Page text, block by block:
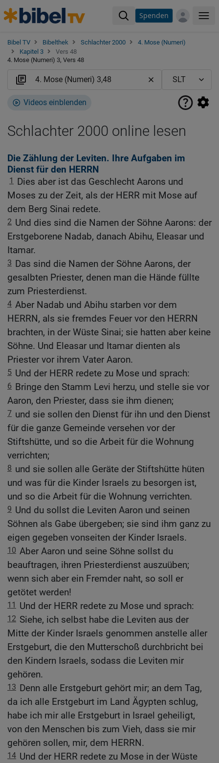
Spenden
Bibel TV Bibelthek Schlachter 2000
4. Mose (Numeri)
Kapitel 3
Vers 48
4. Mose (Numeri) 3, Vers 48
Videos einblenden
Schlachter 2000 online lesen
Die Zählung der Leviten. Ihre Aufgaben im
Dienst für den HERRN
1
Dies aber ist das Geschlecht Aarons und
Moses zu der Zeit, als der HERR mit Mose auf
dem Berg Sinai redete.
2 Und dies sind die Namen der Söhne Aarons: der
Erstgeborene Nadab, danach Abihu, Eleasar und
Itamar.
3 Das sind die Namen der Söhne Aarons, der
gesalbten Priester, denen man die Hände füllte
zum Priesterdienst.
4 Aber Nadab und Abihu starben vor dem
HERRN, als sie fremdes Feuer vor den HERRN
brachten, in der Wüste Sinai; sie hatten aber keine
Söhne. Und Eleasar und Itamar dienten als
Priester vor ihrem Vater Aaron.
5 Und der HERR redete zu Mose und sprach:
6 Bringe den Stamm Levi herzu, und stelle sie vor
Aaron, den Priester, dass sie ihm dienen;
7 und sie sollen den Dienst für ihn und den Dienst
für die ganze Gemeinde versehen vor der
Stiftshütte, und so die Arbeit für die Wohnung
verrichten;
8 und sie sollen alle Geräte der Stiftshütte hüten
und was für die Kinder Israels zu besorgen ist,
und so die Arbeit für die Wohnung verrichten.
9 Und du sollst die Leviten Aaron und seinen
Söhnen als Gabe übergeben; sie sind ihm ganz zu
eigen gegeben vonseiten der Kinder Israels.
10 Aber Aaron und seine Söhne sollst du
beauftragen, ihren Priesterdienst auszuüben;
wenn sich aber ein Fremder naht, so soll er
getötet werden!
11 Und der HERR redete zu Mose und sprach:
12 Siehe, ich selbst habe die Leviten aus der
Mitte der Kinder Israels genommen anstelle aller
Erstgeburt, die den Mutterschoß durchbricht bei
den Kindern Israels, sodass die Leviten mir
gehören.
13 Denn alle Erstgeburt gehört mir; an dem Tag,
da ich alle Erstgeburt im Land Ägypten schlug,
habe ich mir alle Erstgeburt in Israel geheiligt,
von den Menschen bis zum Vieh, dass sie mir
gehören sollen, mir, dem HERRN.
14 Und der HERR redete zu Mose in der Wüste